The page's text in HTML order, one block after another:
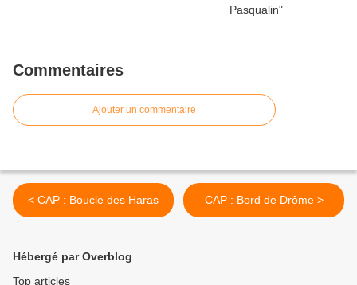
Commentaires
Ajouter un commentaire
< CAP : Boucle des Haras CAP : Bord de Drôme >
Hébergé par Overblog
Top articles